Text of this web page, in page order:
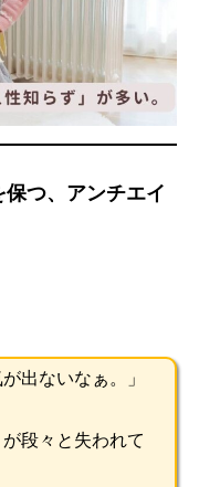
つ、アンチエイ
出ないなぁ。」
が段々と失われて